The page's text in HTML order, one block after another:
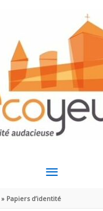
MENU
PRINCIPAL
Papiers d’identité